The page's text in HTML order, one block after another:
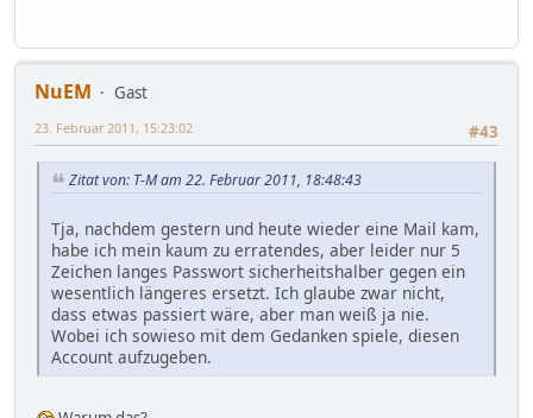
NuEM
Gast
#43
23. Februar 2011, 15:23:02
Zitat von: T-M am 22. Februar 2011, 18:48:43
Tja, nachdem gestern und heute wieder eine Mail kam,
habe ich mein kaum zu erratendes, aber leider nur 5
Zeichen langes Passwort sicherheitshalber gegen ein
wesentlich längeres ersetzt. Ich glaube zwar nicht,
dass etwas passiert wäre, aber man weiß ja nie.
Wobei ich sowieso mit dem Gedanken spiele, diesen
Account aufzugeben.